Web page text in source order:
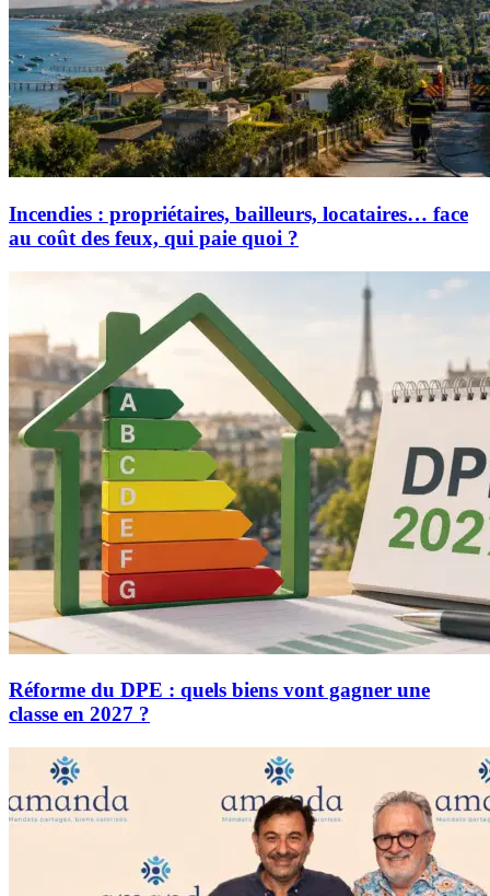
Incendies : propriétaires, bailleurs, locataires… face
au coût des feux, qui paie quoi ?
Réforme du DPE : quels biens vont gagner une
classe en 2027 ?